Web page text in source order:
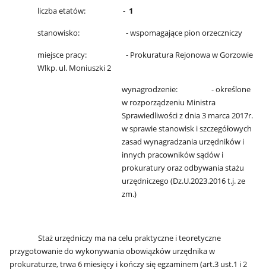
liczba etatów: - 1
stanowisko: - wspomagające pion orzeczniczy
miejsce pracy: - Prokuratura Rejonowa w Gorzowie
Wlkp. ul. Moniuszki 2
wynagrodzenie: - określone
w rozporządzeniu Ministra
Sprawiedliwości z dnia 3 marca 2017r.
w sprawie stanowisk i szczegółowych
zasad wynagradzania urzędników i
innych pracowników sądów i
prokuratury oraz odbywania stażu
urzędniczego (Dz.U.2023.2016 t.j. ze
zm.)
Staż urzędniczy ma na celu praktyczne i teoretyczne
przygotowanie do wykonywania obowiązków urzędnika w
prokuraturze, trwa 6 miesięcy i kończy się egzaminem (art.3 ust.1 i 2